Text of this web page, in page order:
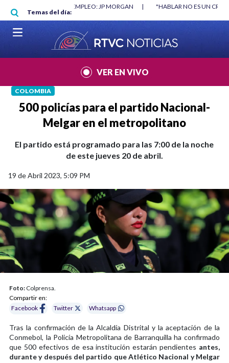
Pasar al contenido principal
Temas del día:
"HABLAR NO ES UN CRIMEN": CARTA DE BETO CORAL |
VER EN VIVO
COLOMBIA
500 policías para el partido Nacional-
Melgar en el metropolitano
El partido está programado para las 7:00 de la noche
de este jueves 20 de abril.
19 de Abril 2023, 5:09 PM
Foto: Colprensa.
Compartir en:
Facebook
Twitter Whatsapp
Tras la confirmación de la Alcaldía Distrital y la aceptación de la
Conmebol, la Policía Metropolitana de Barranquilla ha confirmado
que 500 efectivos de esa institución estarán pendientes antes,
durante y después del partido que Atlético Nacional y Melgar